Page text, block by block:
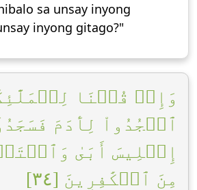
sa unsay inyong
inyong gitago?"
وَإِذۡ قُلۡنَا
ٱسۡجُدُواْ لِأٓدَمَ
إِبۡلِيسَ أَبَىٰ
مِنَ ٱلۡكَٰفِرِينَ [٣٤]